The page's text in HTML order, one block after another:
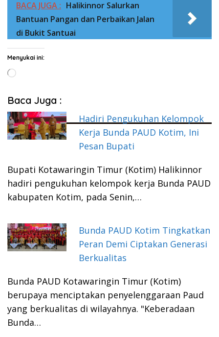
BACA JUGA : Halikinnor Salurkan
Bantuan Pangan dan Perbaikan Jalan
di Bukit Santuai
Menyukai ini:
Memuat...
Baca Juga :
Hadiri Pengukuhan Kelompok
Kerja Bunda PAUD Kotim, Ini
Pesan Bupati
Bupati Kotawaringin Timur (Kotim) Halikinnor
hadiri pengukuhan kelompok kerja Bunda PAUD
kabupaten Kotim, pada Senin,…
Bunda PAUD Kotim Tingkatkan
Peran Demi Ciptakan Generasi
Berkualitas
Bunda PAUD Kotawaringin Timur (Kotim)
berupaya menciptakan penyelenggaraan Paud
yang berkualitas di wilayahnya. "Keberadaan
Bunda…